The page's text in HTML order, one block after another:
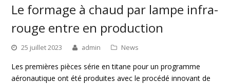
Le formage à chaud par lampe infra-
rouge entre en production
25 juillet 2023 admin News
Les premières pièces série en titane pour un programme
aéronautique ont été produites avec le procédé innovant de